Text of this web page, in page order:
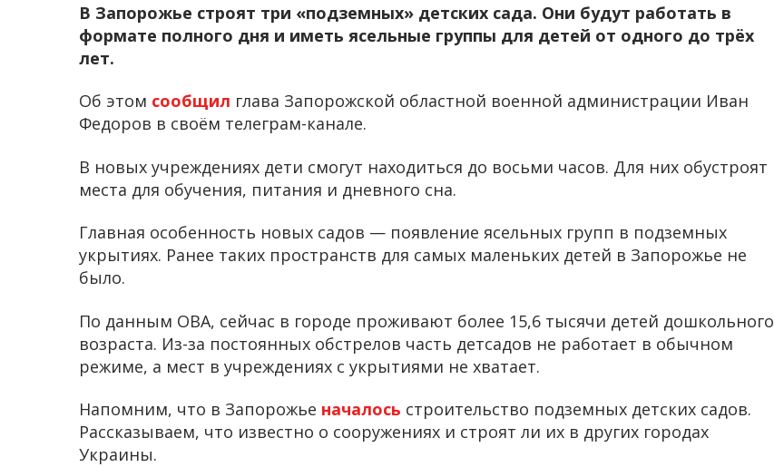
В Запорожье строят три «подземных» детских сада. Они будут работать в
формате полного дня и иметь ясельные группы для детей от одного до трёх
лет.
Об этом сообщил глава Запорожской областной военной администрации Иван
Федоров в своём телеграм-канале.
В новых учреждениях дети смогут находиться до восьми часов. Для них обустроят
места для обучения, питания и дневного сна.
Главная особенность новых садов — появление ясельных групп в подземных
укрытиях. Ранее таких пространств для самых маленьких детей в Запорожье не
было.
По данным ОВА, сейчас в городе проживают более 15,6 тысячи детей дошкольного
возраста. Из-за постоянных обстрелов часть детсадов не работает в обычном
режиме, а мест в учреждениях с укрытиями не хватает.
Напомним, что в Запорожье началось строительство подземных детских садов.
Рассказываем, что известно о сооружениях и строят ли их в других городах
Украины.